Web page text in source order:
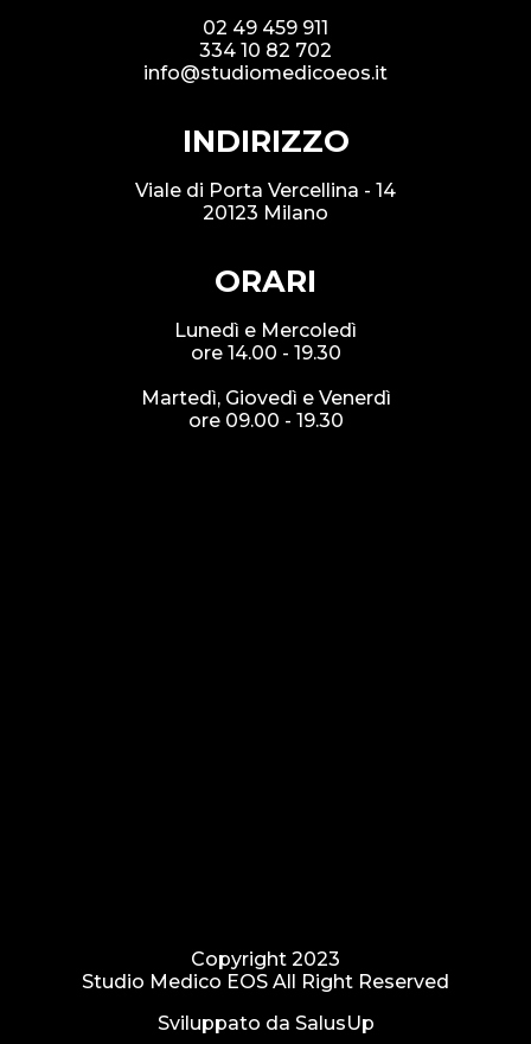
02 49 459 911
334 10 82 702
info@studiomedicoeos.it
INDIRIZZO
Viale di Porta Vercellina - 14
20123 Milano
ORARI
Lunedì e Mercoledì
ore 14.00 - 19.30
Martedì, Giovedì e Venerdì
ore 09.00 - 19.30
Copyright 2023
Studio Medico EOS All Right Reserved
Sviluppato da SalusUp